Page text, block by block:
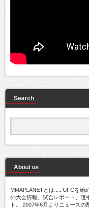
Search
About us
MMAPLANETとは..... UFCを始
の大会情報、試合レポート、選
ト。 2007年6月よりニュース